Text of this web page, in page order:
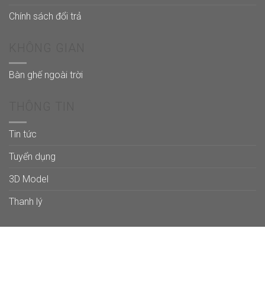
Chính sách đổi trả
Bàn ghế ngoài trời
Tin tức
Tuyển dụng
3D Model
Thanh lý